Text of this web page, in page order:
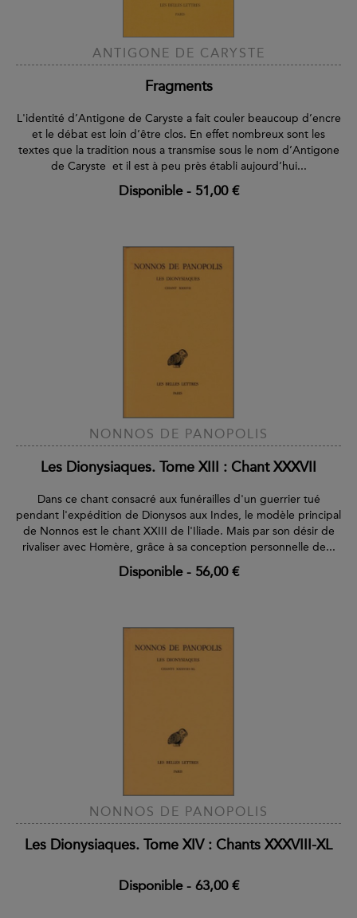
ANTIGONE DE CARYSTE
Fragments
L'identité d’Antigone de Caryste a fait couler beaucoup d’encre
et le débat est loin d’être clos. En effet nombreux sont les
textes que la tradition nous a transmise sous le nom d’Antigone
de Caryste et il est à peu près établi aujourd’hui...
Disponible- 51,00 €
NONNOS DE PANOPOLIS
Les Dionysiaques. Tome XIII : Chant XXXVII
Dans ce chant consacré aux funérailles d'un guerrier tué
pendant l'expédition de Dionysos aux Indes, le modèle principal
de Nonnos est le chant XXIII de l'Iliade. Mais par son désir de
rivaliser avec Homère, grâce à sa conception personnelle de...
Disponible- 56,00 €
NONNOS DE PANOPOLIS
Les Dionysiaques. Tome XIV : Chants XXXVIII-XL
Disponible- 63,00 €